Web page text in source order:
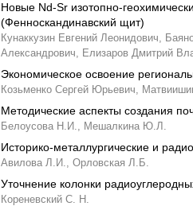
Новые Nd-Sr изотопно-
(Фенноскандинавский щит)
Кунаккузин Евгений Леонидович,
Александрович, Елизаров Дмитрий
Экономическое освоение
Козьменко Сергей Юрьевич,
Методические аспекты создания
Белоусова Н.И., Мешалкина Ю.Л.
Историко-металлургические и
Авилова Л.И., Орловская Л.Б.
Уточнение колонки
Кореневский С. Н.